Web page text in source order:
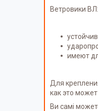
Ветровики ВЛ:
имеют
Для
как это
Ви самі